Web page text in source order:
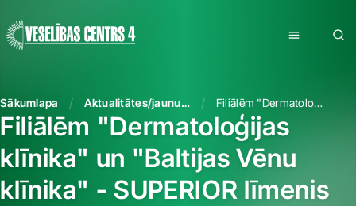
Sākumlapa Aktualitātes/jaunumi Filiālēm "Dermatoloģijas klīnika" un "Baltijas Vēnu klīnika" - SUPERIOR līmenis
Filiālēm "Dermatoloģijas
klīnika" un "Baltijas Vēnu
klīnika" - SUPERIOR līmenis